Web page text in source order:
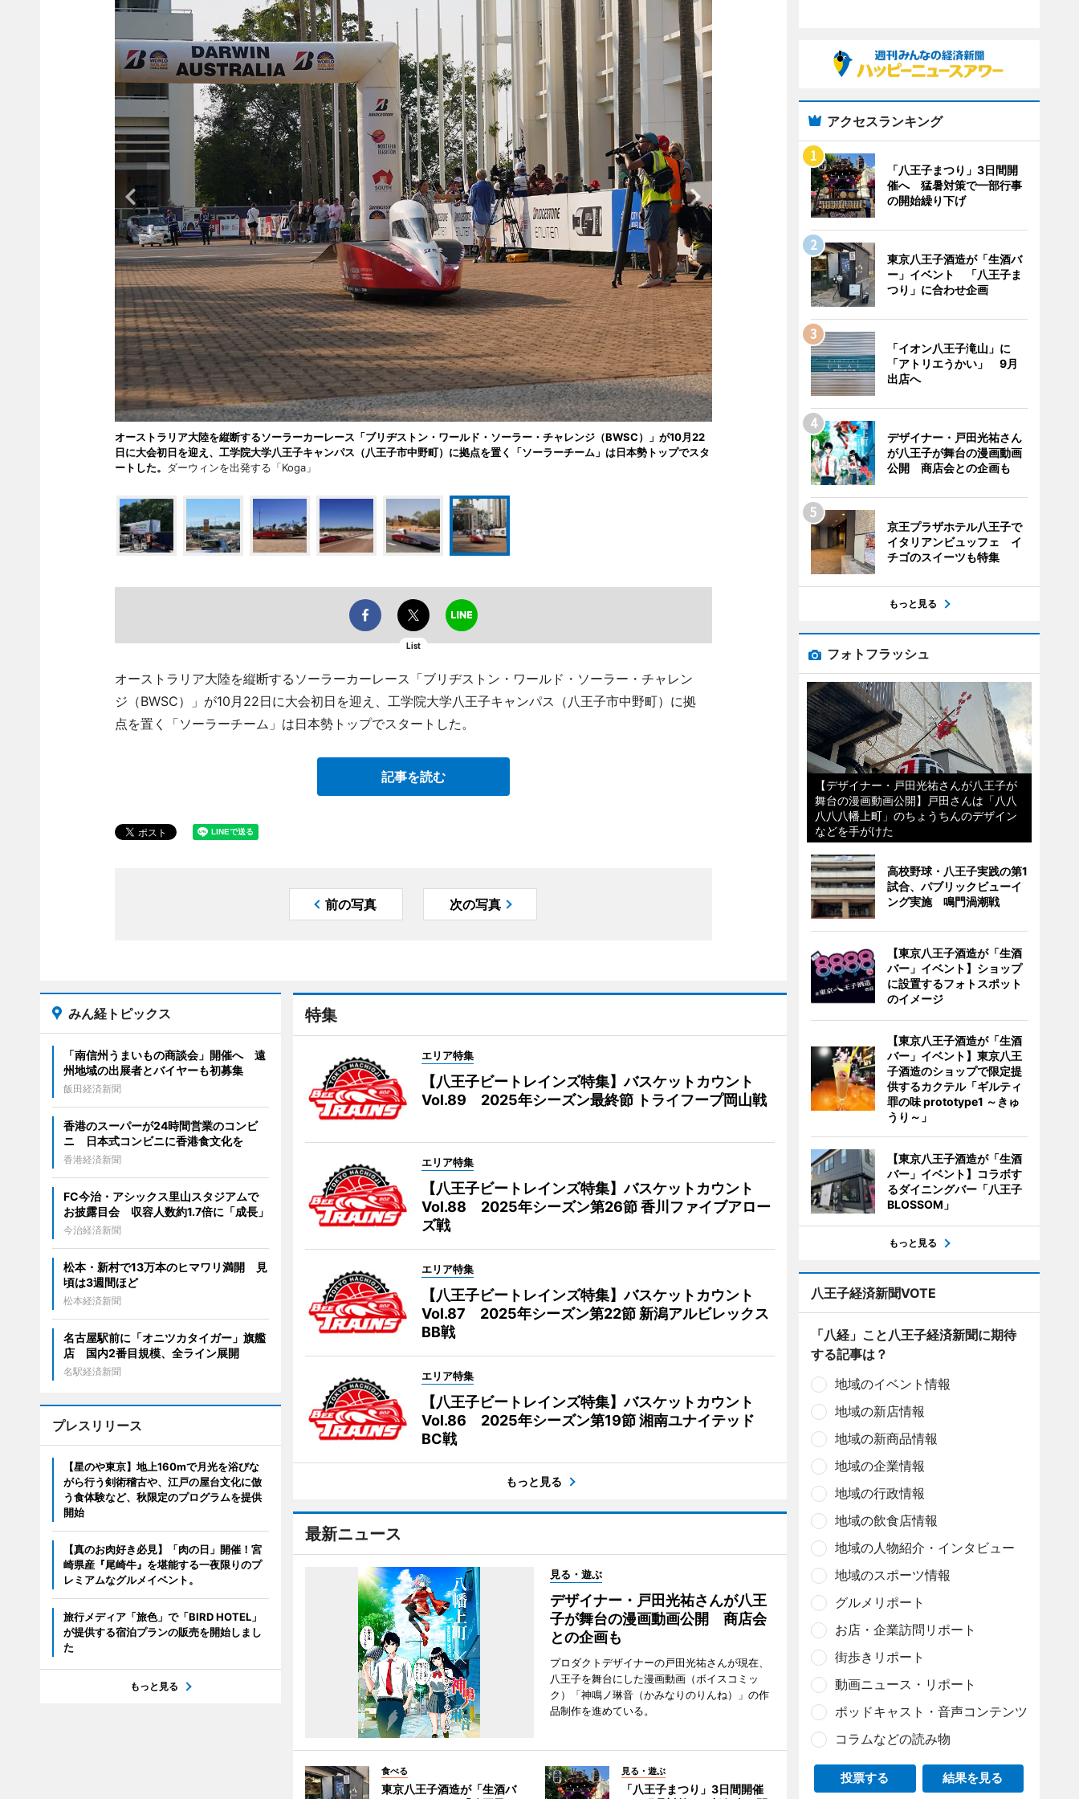
オーストラリア大陸を縦断するソーラーカーレース「ブリヂストン・ワールド・ソーラー・チャレンジ（BWSC）」が10月22
日に大会初日を迎え、工学院大学八王子キャンパス（八王子市中野町）に拠点を置く「ソーラーチーム」は日本勢トップでスタ
ートした。 ダーウィンを出発する「Koga」
List
オーストラリア大陸を縦断するソーラーカーレース「ブリヂストン・ワールド・ソーラー・チャレン
ジ（BWSC）」が10月22日に大会初日を迎え、工学院大学八王子キャンパス（八王子市中野町）に拠
点を置く「ソーラーチーム」は日本勢トップでスタートした。
記事を読む
前の写真 次の写真
特集
エリア特集
【八王子ビートレインズ特集】バスケットカウント
Vol.89 2025年シーズン最終節 トライフープ岡山戦
エリア特集
【八王子ビートレインズ特集】バスケットカウント
Vol.88 2025年シーズン第26節 香川ファイブアロー
ズ戦
エリア特集
【八王子ビートレインズ特集】バスケットカウント
Vol.87 2025年シーズン第22節 新潟アルビレックス
BB戦
エリア特集
【八王子ビートレインズ特集】バスケットカウント
Vol.86 2025年シーズン第19節 湘南ユナイテッド
BC戦
もっと見る
最新ニュース
見る・遊ぶ
デザイナー・戸田光祐さんが八王
子が舞台の漫画動画公開 商店会
との企画も
プロダクトデザイナーの戸田光祐さんが現在、
八王子を舞台にした漫画動画（ボイスコミッ
ク）「神鳴ノ琳音（かみなりのりんね）」の作
品制作を進めている。
食べる
東京八王子酒造が「生酒バ
見る・遊ぶ
「八王子まつり」3日間開催
みん経トピックス
「南信州うまいもの商談会」開催へ 遠
州地域の出展者とバイヤーも初募集
飯田経済新聞
香港のスーパーが24時間営業のコンビ
ニ 日本式コンビニに香港食文化を
香港経済新聞
FC今治・アシックス里山スタジアムで
お披露目会 収容人数約1.7倍に「成長」
今治経済新聞
松本・新村で13万本のヒマワリ満開 見
頃は3週間ほど
松本経済新聞
名古屋駅前に「オニツカタイガー」旗艦
店 国内2番目規模、全ライン展開
名駅経済新聞
プレスリリース
【星のや東京】地上160mで月光を浴びな
がら行う剣術稽古や、江戸の屋台文化に倣
う食体験など、秋限定のプログラムを提供
開始
【真のお肉好き必見】「肉の日」開催！宮
崎県産『尾崎牛』を堪能する一夜限りのプ
レミアムなグルメイベント。
旅行メディア「旅色」で「BIRD HOTEL」
が提供する宿泊プランの販売を開始しまし
た
もっと見る
アクセスランキング
「八王子まつり」3日間開
催へ 猛暑対策で一部行事
の開始繰り下げ
東京八王子酒造が「生酒バ
ー」イベント 「八王子ま
つり」に合わせ企画
「イオン八王子滝山」に
「アトリエうかい」 9月
出店へ
デザイナー・戸田光祐さん
が八王子が舞台の漫画動画
公開 商店会との企画も
京王プラザホテル八王子で
イタリアンビュッフェ イ
チゴのスイーツも特集
もっと見る
フォトフラッシュ
【デザイナー・戸田光祐さんが八王子が
舞台の漫画動画公開】戸田さんは「八八
八八八幡上町」のちょうちんのデザイン
などを手がけた
高校野球・八王子実践の第1
試合、パブリックビューイ
ング実施 鳴門渦潮戦
【東京八王子酒造が「生酒
バー」イベント】ショップ
に設置するフォトスポット
のイメージ
【東京八王子酒造が「生酒
バー」イベント】東京八王
子酒造のショップで限定提
供するカクテル「ギルティ
罪の味 prototype1 ～きゅ
うり～」
【東京八王子酒造が「生酒
バー」イベント】コラボす
るダイニングバー「八王子
BLOSSOM」
もっと見る
八王子経済新聞VOTE
「八経」こと八王子経済新聞に期待
する記事は？
地域のイベント情報
地域の新店情報
地域の新商品情報
地域の企業情報
地域の行政情報
地域の飲食店情報
地域の人物紹介・インタビュー
地域のスポーツ情報
グルメリポート
お店・企業訪問リポート
街歩きリポート
動画ニュース・リポート
ポッドキャスト・音声コンテンツ
コラムなどの読み物
投票する 結果を見る